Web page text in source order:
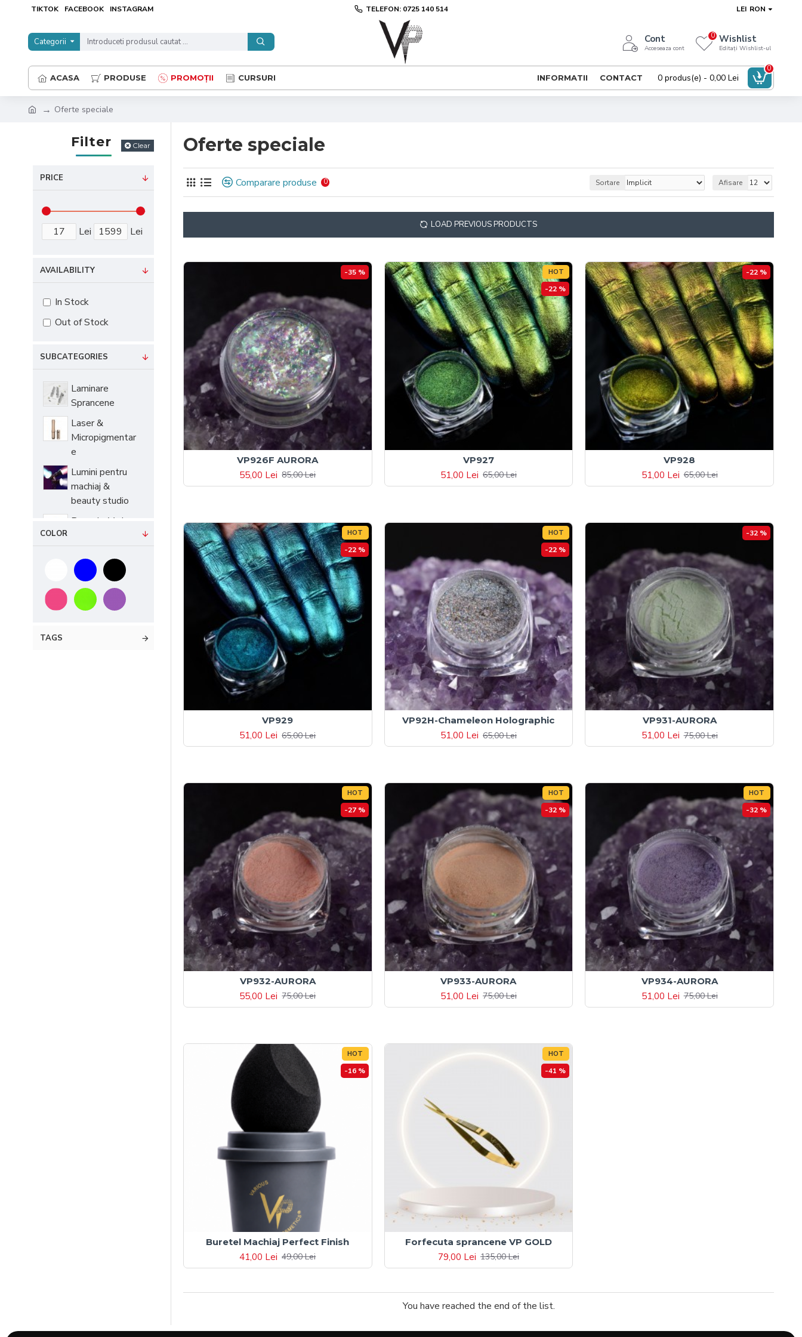
TIKTOK FACEBOOK INSTAGRAM TELEFON: 0725 140 514 LEI RON
Categorii Cont
Acceseaza cont
Wishlist
Editați Wishlist-ul
0
ACASA PRODUSE PROMOȚII CURSURI INFORMATII CONTACT 0 produs(e) - 0,00 Lei
0
Oferte speciale
Filter Clear
PRICE
Lei Lei
SUBCATEGORIES
Laminare
Sprancene
Laser &
Micropigmentar
e
Lumini pentru
machiaj &
beauty studio
Pensule Various
Sprâncene
Stilizare
Sprancene
COLOR
TAGS
AVAILABILITY
In Stock
Out of Stock
Oferte speciale
Comparare produse 0 Sortare Afisare
LOAD PREVIOUS PRODUCTS
-35 %
VP926F AURORA
55,00 Lei 85,00 Lei
HOT
-22 %
VP927
51,00 Lei 65,00 Lei
-22 %
VP928
51,00 Lei 65,00 Lei
HOT
-22 %
VP929
51,00 Lei 65,00 Lei
HOT
-22 %
VP92H-Chameleon Holographic
51,00 Lei 65,00 Lei
-32 %
VP931-AURORA
51,00 Lei 75,00 Lei
HOT
-27 %
VP932-AURORA
55,00 Lei 75,00 Lei
HOT
-32 %
VP933-AURORA
51,00 Lei 75,00 Lei
HOT
-32 %
VP934-AURORA
51,00 Lei 75,00 Lei
HOT
-16 %
Buretel Machiaj Perfect Finish
41,00 Lei 49,00 Lei
HOT
-41 %
Forfecuta sprancene VP GOLD
79,00 Lei 135,00 Lei
You have reached the end of the list.